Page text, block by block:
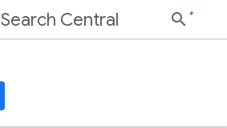
Search Central